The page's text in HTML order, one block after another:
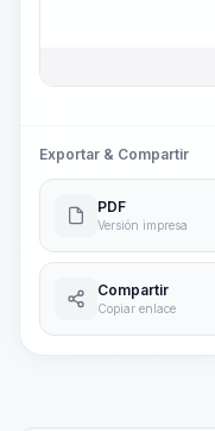
Exportar & Compartir
PDF
Versión impresa
Compartir
Copiar enlace